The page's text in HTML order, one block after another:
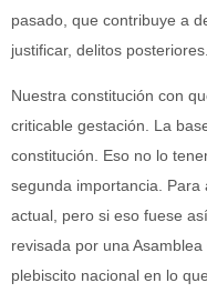
pasado, que contribuye a
justificar, delitos posteriores.
Nuestra constitución con
criticable gestación. La
constitución. Eso no lo
segunda importancia.
actual, pero si eso fuese
revisada por una
plebiscito nacional en lo